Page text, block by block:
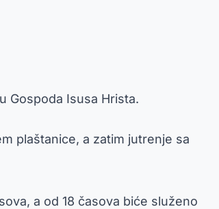
Gospoda Isusa Hrista.
plaštanice, a zatim jutrenje sa
a od 18 časova biće služeno